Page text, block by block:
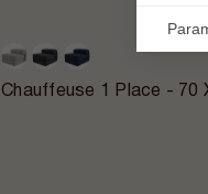
Chauffeuse 1 Place - 70